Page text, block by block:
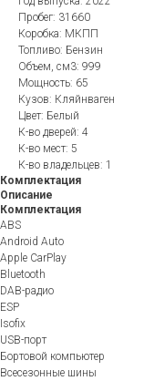
Пробег: 31660
Коробка: МКПП
Топливо: Бензин
Объем, см3: 999
Мощность: 65
Кузов: Кляйнваген
Цвет: Белый
К-во дверей: 4
К-во мест: 5
К-во владельцев: 1
Комплектация
Описание
Комплектация
ABS
Android Auto
Apple CarPlay
Bluetooth
DAB-радио
ESP
Isofix
USB-порт
Бортовой компьютер
Всесезонные шины